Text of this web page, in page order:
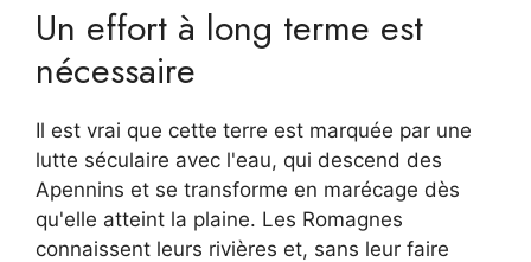
Un effort à long terme est
nécessaire
Il est vrai que cette terre est marquée par une
lutte séculaire avec l'eau, qui descend des
Apennins et se transforme en marécage dès
qu'elle atteint la plaine. Les Romagnes
connaissent leurs rivières et, sans leur faire